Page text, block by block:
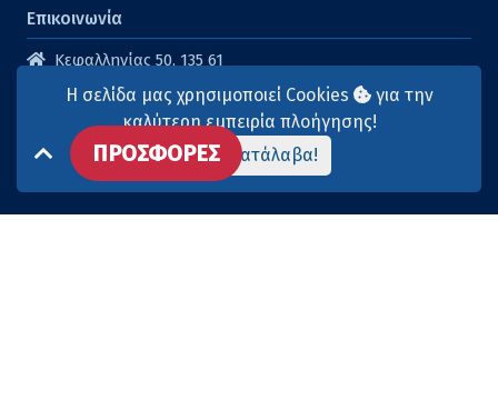
Επικοινωνία
Κεφαλληνίας 50, 135 61
Άγιοι Ανάργυροι
210 2614316
210 2615904
info@aqua-marina.gr
ΠΡΟΣΦΟΡΕΣ
Η σελίδα μας χρησιμοποιεί Cookies
για την
καλύτερη εμπειρία πλοήγησης!
Το κατάλαβα!